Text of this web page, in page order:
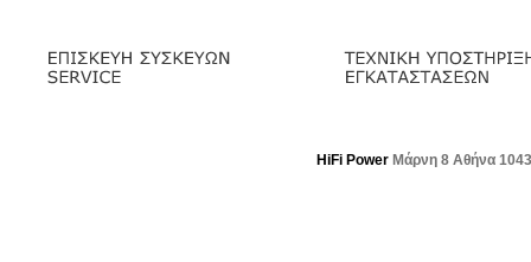
HiFi Power Μάρνη 8 Αθήνα